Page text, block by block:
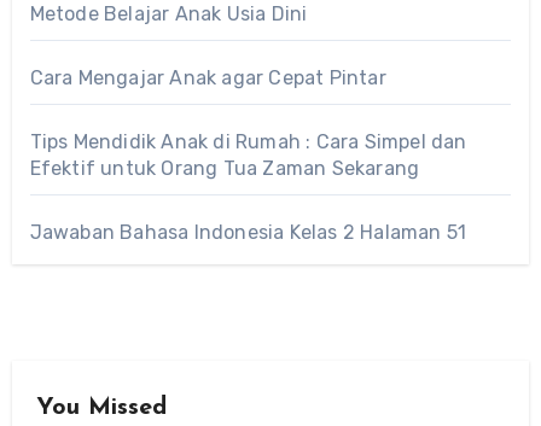
Metode Belajar Anak Usia Dini
Cara Mengajar Anak agar Cepat Pintar
Tips Mendidik Anak di Rumah : Cara Simpel dan
Efektif untuk Orang Tua Zaman Sekarang
Jawaban Bahasa Indonesia Kelas 2 Halaman 51
You Missed